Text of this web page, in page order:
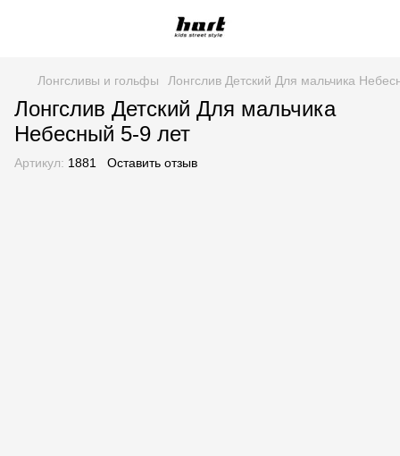
Лонгсливы и гольфы Лонгслив Детский Для мальчика
Лонгслив Детский Для мальчика
Небесный 5-9 лет
Артикул: 1881 Оставить отзыв